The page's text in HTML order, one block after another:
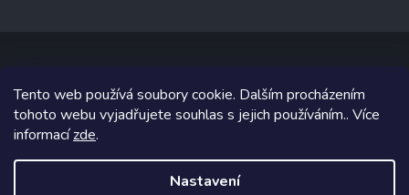
Tento web používá soubory cookie. Dalším procházením
tohoto webu vyjadřujete souhlas s jejich používáním.. Více
informacízde.
Nastavení
Copyright 2026Elektro Klesný s.r.o.. Všechna práva vyhrazena.
Grafický návrh vytvořil a na Shoptet implementoval
Shoptetak.cz.